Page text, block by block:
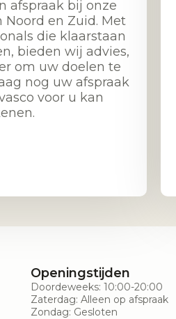
afspraak bij onze
en Zuid. Met
die klaarstaan
bieden wij advies,
om uw doelen te
nog uw afspraak
voor u kan
Openingstijden
Doordeweeks: 10:00-20:00
Zaterdag: Alleen op afspraak
Zondag: Gesloten